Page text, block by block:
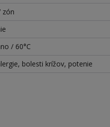
zón
/ 60°C
bolesti krížov, potenie